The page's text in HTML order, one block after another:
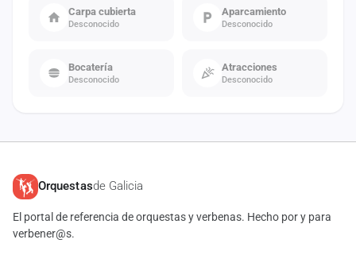
Carpa cubierta
Desconocido
Aparcamiento
Desconocido
Bocatería
Desconocido
Atracciones
Desconocido
Orquestasde Galicia
El portal de referencia de orquestas y verbenas. Hecho por y para
verbener@s.